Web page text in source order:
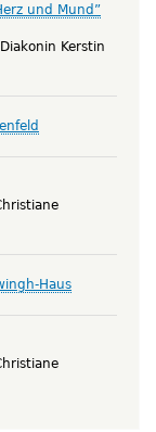
und Mund”
Diakonin Kerstin
Haus